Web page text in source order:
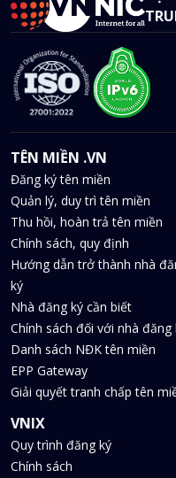
TÊN MIỀN .VN
Đăng ký tên miền
Quản lý, duy trì tên miền
Thu hồi, hoàn trả tên miền
Chính sách, quy định
Hướng dẫn trở thành nhà
ký
Nhà đăng ký cần biết
Chính sách đối với nhà đăng
Danh sách NĐK tên miền
EPP Gateway
Giải quyết tranh chấp tên
VNIX
Quy trình đăng ký
Chính sách